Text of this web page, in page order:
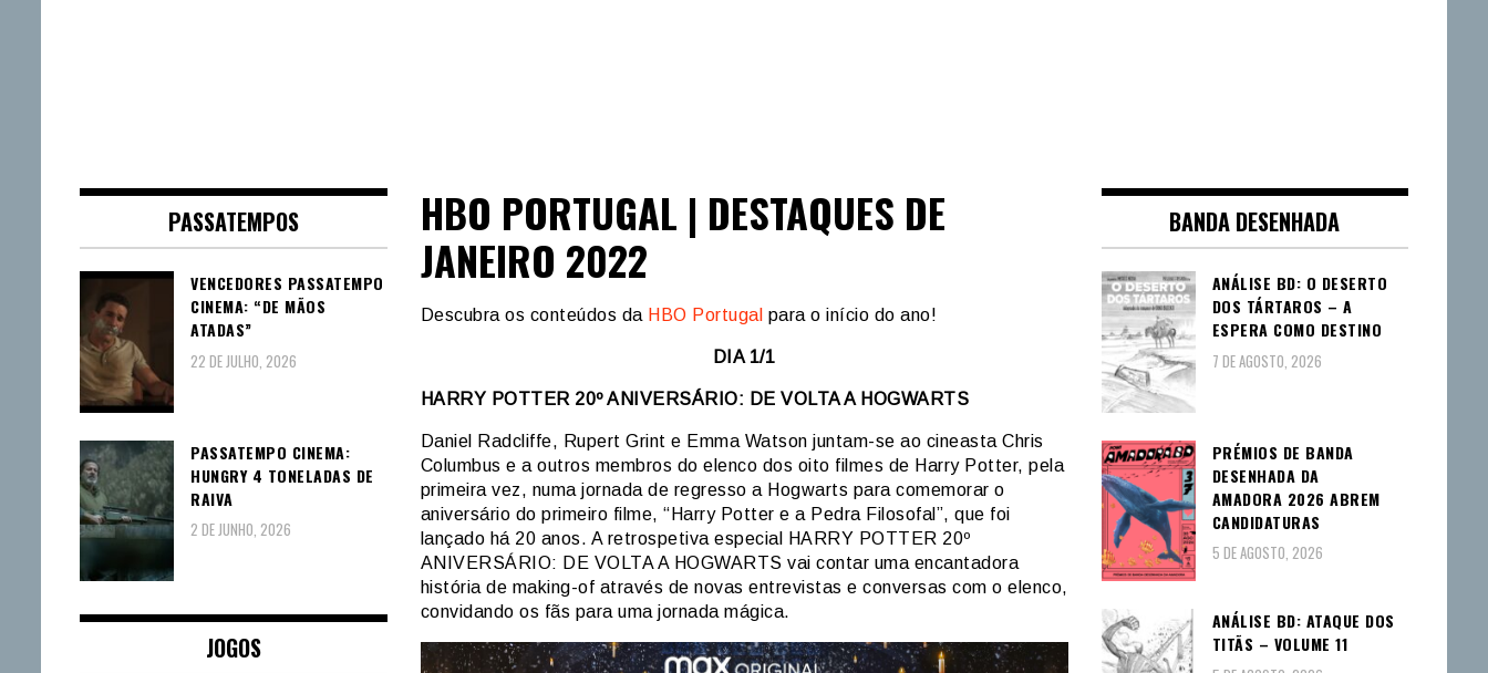
HBO PORTUGAL | DESTAQUES DE
JANEIRO 2022
Descubra os conteúdos da HBO Portugal para o início do ano!
DIA 1/1
HARRY POTTER 20º ANIVERSÁRIO: DE VOLTA A HOGWARTS
Daniel Radcliffe, Rupert Grint e Emma Watson juntam-se ao cineasta Chris
Columbus e a outros membros do elenco dos oito filmes de Harry Potter, pela
primeira vez, numa jornada de regresso a Hogwarts para comemorar o
aniversário do primeiro filme, “Harry Potter e a Pedra Filosofal”, que foi
lançado há 20 anos. A retrospetiva especial HARRY POTTER 20º
ANIVERSÁRIO: DE VOLTA A HOGWARTS vai contar uma encantadora
história de making-of através de novas entrevistas e conversas com o elenco,
convidando os fãs para uma jornada mágica.
PASSATEMPOS
VENCEDORES PASSATEMPO
CINEMA: “DE MÃOS
ATADAS”
22 DE JULHO, 2026
PASSATEMPO CINEMA:
HUNGRY 4 TONELADAS DE
RAIVA
2 DE JUNHO, 2026
JOGOS
BANDA DESENHADA
ANÁLISE BD: O DESERTO
DOS TÁRTAROS – A
ESPERA COMO DESTINO
7 DE AGOSTO, 2026
PRÉMIOS DE BANDA
DESENHADA DA
AMADORA 2026 ABREM
CANDIDATURAS
5 DE AGOSTO, 2026
ANÁLISE BD: ATAQUE DOS
TITÃS – VOLUME 11